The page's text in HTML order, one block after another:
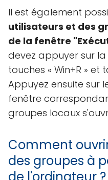
Il est également
utilisateurs et des
de la fenêtre
devez appuyer sur
touches « Win+R » et
Appuyez ensuite sur
fenêtre
groupes locaux
Comment
des groupes à